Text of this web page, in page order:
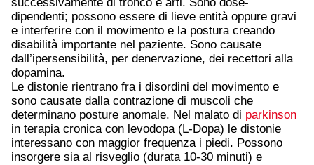
dipendenti; possono essere di lieve entità oppure gravi
e interferire con il movimento e la postura creando
disabilità importante nel paziente. Sono causate
dall’ipersensibilità, per denervazione, dei recettori alla
dopamina.
Le distonie rientrano fra i disordini del movimento e
sono causate dalla contrazione di muscoli che
determinano posture anomale. Nel malato di parkinson
in terapia cronica con levodopa (L-Dopa) le distonie
interessano con maggior frequenza i piedi. Possono
insorgere sia al risveglio (durata 10-30 minuti) e